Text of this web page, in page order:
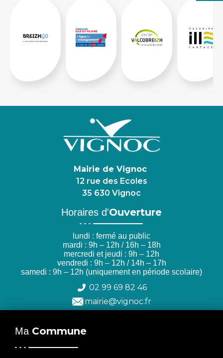
Mairie de Vignoc
12 rue des Ecoles
35 630 Vignoc
Horaires d'Ouverture
lundi : fermé au public
mardi : 9h – 12h / 16h – 18h
mercredi et jeudi : 9h – 12h
vendredi : 9h – 12h / 14h – 17h
samedi : 9h – 12h (uniquement en période scolaire)
02 99 69 82 46
mairie@vignoc.fr
Ma Commune